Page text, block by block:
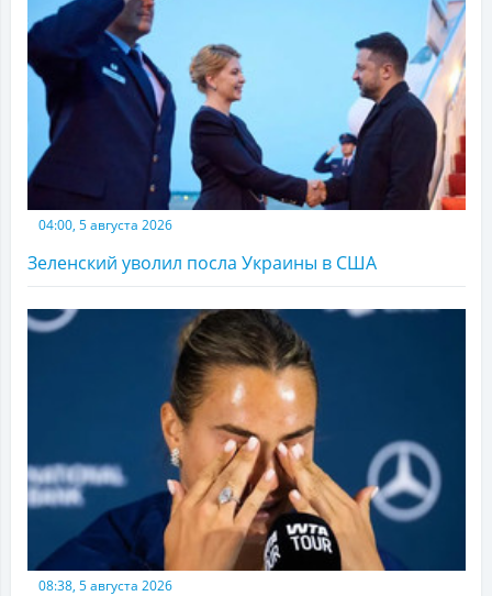
04:00, 5 августа 2026
Зеленский уволил посла Украины в США
08:38, 5 августа 2026